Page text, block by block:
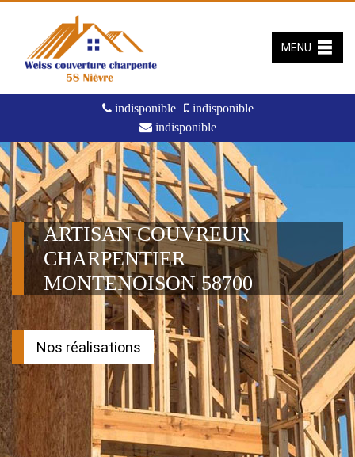
indisponible
indisponible
indisponible
MENU
ARTISAN COUVREUR
CHARPENTIER
MONTENOISON 58700
Nos réalisations